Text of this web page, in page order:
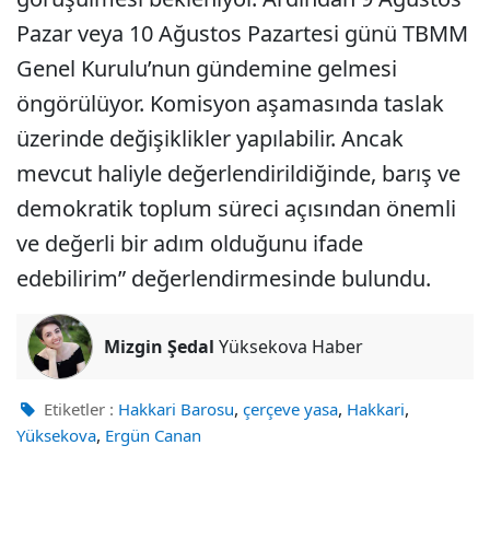
Pazar veya 10 Ağustos Pazartesi günü TBMM
Genel Kurulu’nun gündemine gelmesi
öngörülüyor. Komisyon aşamasında taslak
üzerinde değişiklikler yapılabilir. Ancak
mevcut haliyle değerlendirildiğinde, barış ve
demokratik toplum süreci açısından önemli
ve değerli bir adım olduğunu ifade
edebilirim” değerlendirmesinde bulundu.
Mizgin Şedal Yüksekova Haber
Etiketler : Hakkari Barosu, çerçeve yasa, Hakkari,
Yüksekova, Ergün Canan